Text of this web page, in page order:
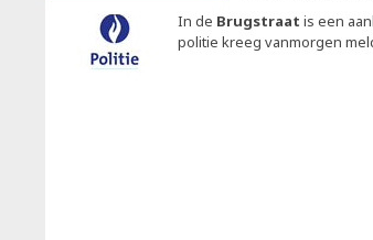
In de Brugstraat is een
politie kreeg vanmorgen